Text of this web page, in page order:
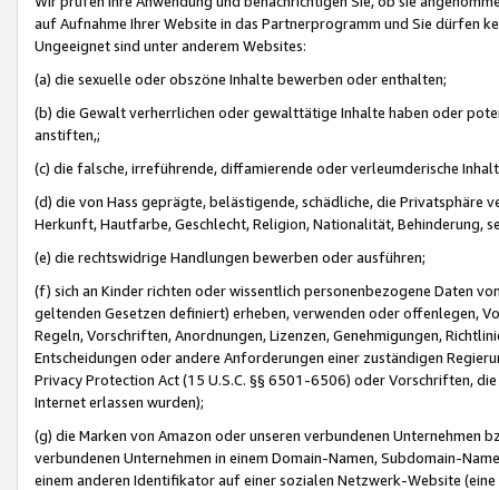
auf Aufnahme Ihrer Website in das Partnerprogramm und Sie dürfen
Ungeeignet sind unter anderem Websites:
(a) die sexuelle oder obszöne Inhalte bewerben oder enthalten;
(b) die Gewalt verherrlichen oder gewalttätige Inhalte haben oder
anstiften,;
(c) die falsche, irreführende, diffamierende oder verleumderische
(d) die von Hass geprägte, belästigende, schädliche, die Privatsphäre
Herkunft, Hautfarbe, Geschlecht, Religion, Nationalität, Behinderung,
(e) die rechtswidrige Handlungen bewerben oder ausführen;
(f) sich an Kinder richten oder wissentlich personenbezogene Daten
geltenden Gesetzen definiert) erheben, verwenden oder offenlegen,
Regeln, Vorschriften, Anordnungen, Lizenzen, Genehmigungen,
Entscheidungen oder andere Anforderungen einer zuständigen
Privacy Protection Act (15 U.S.C. §§ 6501-6506) oder Vorschriften,
Internet erlassen wurden);
(g) die Marken von Amazon oder unseren verbundenen Unternehmen
verbundenen Unternehmen in einem Domain-Namen, Subdomain-
einem anderen Identifikator auf einer sozialen Netzwerk-Website